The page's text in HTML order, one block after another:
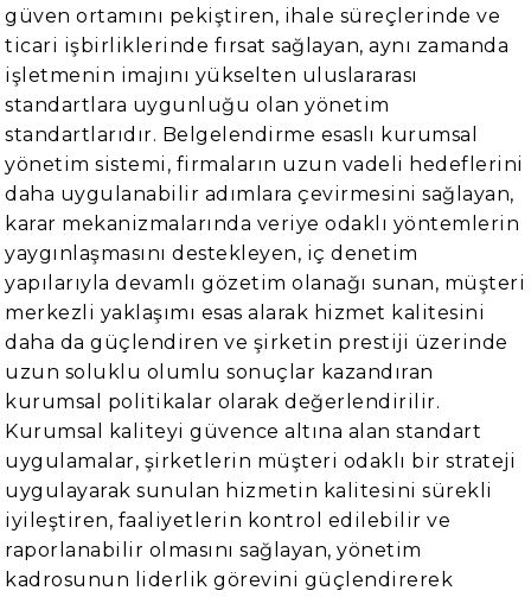
güven ortamını pekiştiren, ihale süreçlerinde ve
ticari işbirliklerinde fırsat sağlayan, aynı zamanda
işletmenin imajını yükselten uluslararası
standartlara uygunluğu olan yönetim
standartlarıdır. Belgelendirme esaslı kurumsal
yönetim sistemi, firmaların uzun vadeli hedeflerini
daha uygulanabilir adımlara çevirmesini sağlayan,
karar mekanizmalarında veriye odaklı yöntemlerin
yaygınlaşmasını destekleyen, iç denetim
yapılarıyla devamlı gözetim olanağı sunan, müşteri
merkezli yaklaşımı esas alarak hizmet kalitesini
daha da güçlendiren ve şirketin prestiji üzerinde
uzun soluklu olumlu sonuçlar kazandıran
kurumsal politikalar olarak değerlendirilir.
Kurumsal kaliteyi güvence altına alan standart
uygulamalar, şirketlerin müşteri odaklı bir strateji
uygulayarak sunulan hizmetin kalitesini sürekli
iyileştiren, faaliyetlerin kontrol edilebilir ve
raporlanabilir olmasını sağlayan, yönetim
kadrosunun liderlik görevini güçlendirerek